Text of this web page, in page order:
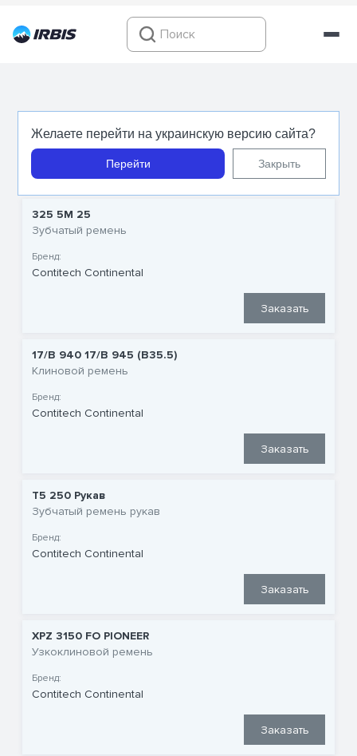
Желаете перейти на украинскую версию сайта?
Перейти Закрыть
Ремни Сontinental
325 5M 25
Зубчатый ремень
Бренд:
Contitech Continental
Заказать
17/B 940 17/B 945 (B35.5)
Клиновой ремень
Бренд:
Contitech Continental
Заказать
T5 250 Рукав
Зубчатый ремень рукав
Бренд:
Contitech Continental
Заказать
XPZ 3150 FO PIONEER
Узкоклиновой ремень
Бренд:
Contitech Continental
Заказать